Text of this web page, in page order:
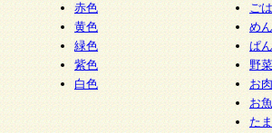
赤色
黄色
緑色
紫色
白色
ご
めん
ぱん
野
お
お
た